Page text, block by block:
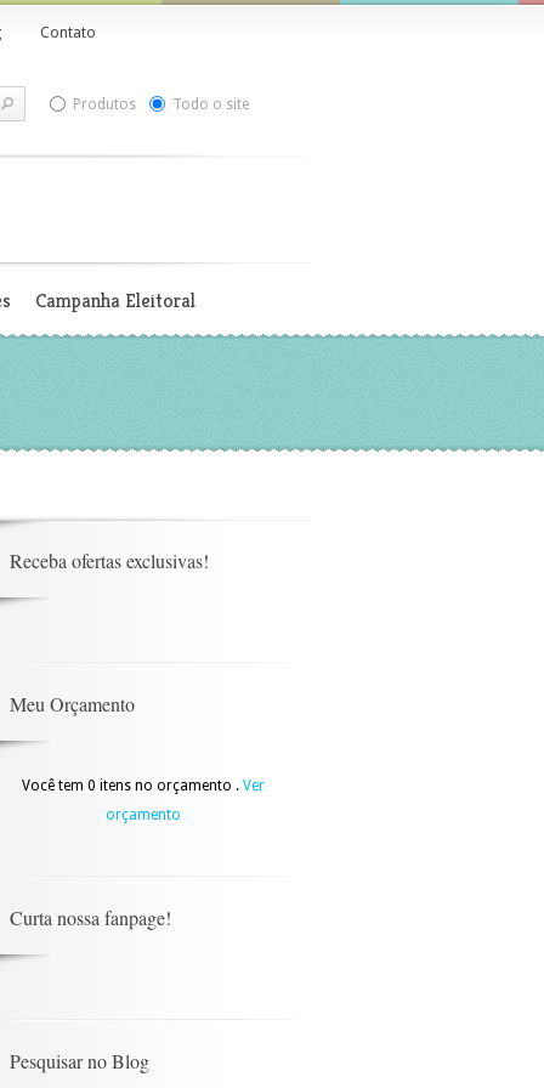
Contato
Produtos Todo o site
Campanha Eleitoral
Receba ofertas exclusivas!
Meu Orçamento
Você tem 0 itens no orçamento . Ver
orçamento
Curta nossa fanpage!
Pesquisar no Blog